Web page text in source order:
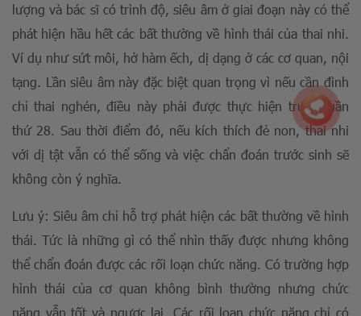
lượng và bác sĩ có trình độ, siêu âm ở giai đoạn này có thể
phát hiện hầu hết các bất thường về hình thái của thai nhi.
Ví dụ như sứt môi, hở hàm ếch, dị dạng ở các cơ quan, nội
tạng. Lần siêu âm này đặc biệt quan trọng vì nếu cần đình
chỉ thai nghén, điều này phải được thực hiện trước tuần
thứ 28. Sau thời điểm đó, nếu kích thích đẻ non, thai nhi
với dị tật vẫn có thể sống và việc chẩn đoán trước sinh sẽ
không còn ý nghĩa.
Lưu ý: Siêu âm chỉ hỗ trợ phát hiện các bất thường về hình
thái. Tức là những gì có thể nhìn thấy được nhưng không
thể chẩn đoán được các rối loạn chức năng. Có trường hợp
hình thái của cơ quan không bình thường nhưng chức
năng vẫn tốt và ngược lại. Các rối loạn chức năng chỉ có